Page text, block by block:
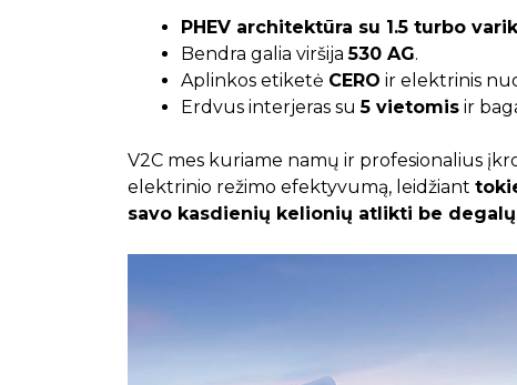
PHEV architektūra su 1.5 turbo
Bendra galia viršija530 AG.
Aplinkos etiketė CERO ir elektrinis
Erdvus interjeras su5 vietomisir
V2C mes kuriame namų ir profesionalius
elektrinio režimo efektyvumą, leidžiant
savo kasdienių kelionių atlikti be degalų